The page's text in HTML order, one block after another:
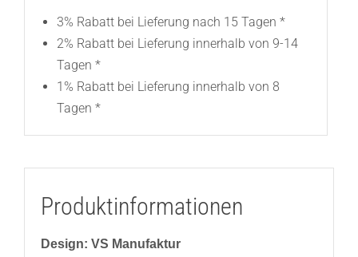
3% Rabatt bei Lieferung nach 15 Tagen *
2% Rabatt bei Lieferung innerhalb von 9-14
Tagen *
1% Rabatt bei Lieferung innerhalb von 8
Tagen *
Produktinformationen
Design: VS Manufaktur